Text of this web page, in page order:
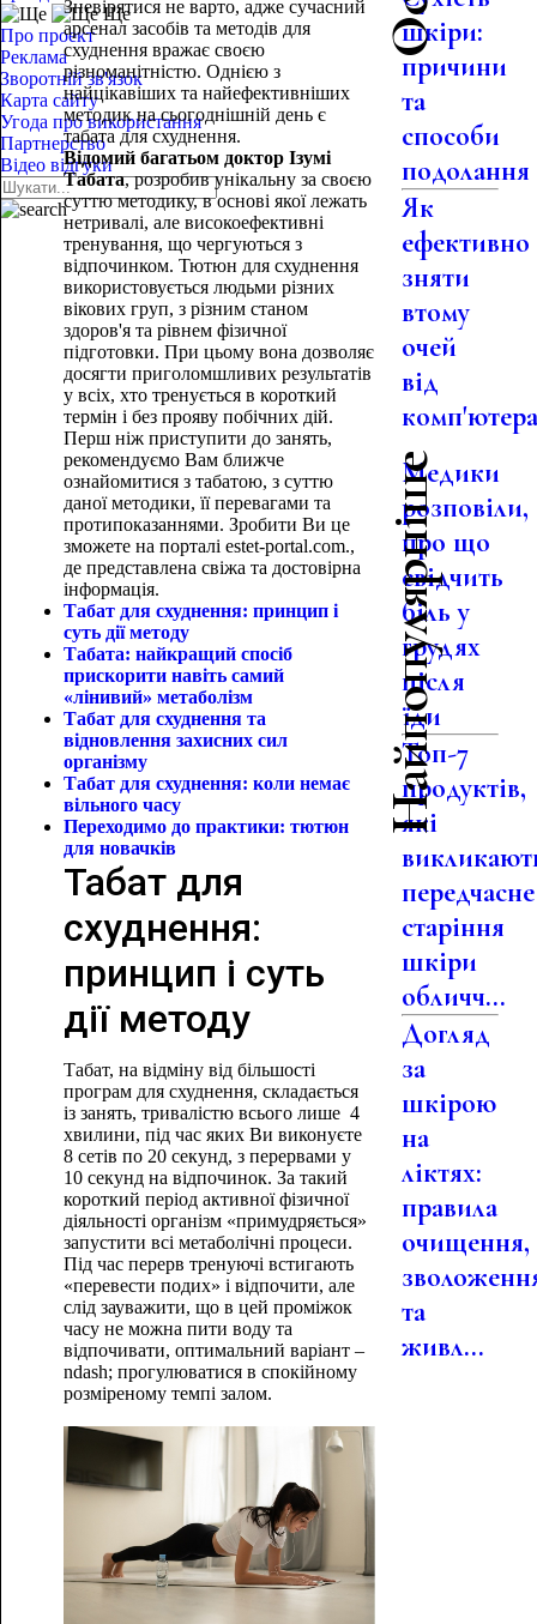
Ще
Про проект
Реклама
Зворотній зв'язок
Карта сайту
Угода про використання
Партнерство
Відео відгуки
Зневірятися не варто, адже сучасний
арсенал засобів та методів для
схуднення вражає своєю
різноманітністю. Однією з
найцікавіших та найефективніших
методик на сьогоднішній день є
табата для схуднення.
Відомий багатьом доктор Ізумі
Табата, розробив унікальну за своєю
суттю методику, в основі якої лежать
нетривалі, але високоефективні
тренування, що чергуються з
відпочинком. Тютюн для схуднення
використовується людьми різних
вікових груп, з різним станом
здоров'я та рівнем фізичної
підготовки. При цьому вона дозволяє
досягти приголомшливих результатів
у всіх, хто тренується в короткий
термін і без прояву побічних дій.
Перш ніж приступити до занять,
рекомендуємо Вам ближче
ознайомитися з табатою, з суттю
даної методики, її перевагами та
протипоказаннями. Зробити Ви це
зможете на порталі estet-portal.com.,
де представлена ​​свіжа та достовірна
інформація.
Табат для схуднення: принцип і
суть дії методу
Табата: найкращий спосіб
прискорити навіть самий
«лінивий» метаболізм
Табат для схуднення та
відновлення захисних сил
організму
Табат для схуднення: коли немає
вільного часу
Переходимо до практики: тютюн
для новачків
Табат для
схуднення:
принцип і суть
дії методу
Табат, на відміну від більшості
програм для схуднення, складається
із занять, тривалістю всього лише 4
хвилини, під час яких Ви виконуєте
8 сетів по 20 секунд, з перервами у
10 секунд на відпочинок. За такий
короткий період активної фізичної
діяльності організм «примудряється»
запустити всі метаболічні процеси.
Під час перерв тренуючі встигають
«перевести подих» і відпочити, але
слід зауважити, що в цей проміжок
часу не можна пити воду та
відпочивати, оптимальний варіант –
ndash; прогулюватися в спокійному
розміреному темпі залом.
шкіри:
причини
та
способи
подолання
Як
ефективно
зняти
втому
очей
від
Найпопулярніше
Медики
розповіли,
про що
свідчить
біль у
грудях
після
їди
Топ-7
продуктів,
які
передчасне
старіння
шкіри
обличч...
Догляд
за
шкірою
на
ліктях:
правила
очищення,
та
живл...